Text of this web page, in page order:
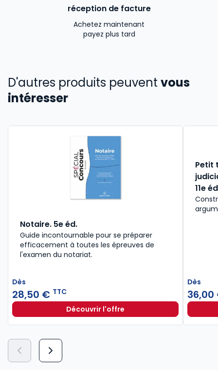
réception de facture
Achetez maintenant
payez plus tard
D'autres produits peuvent vous
intéresser
Notaire. 5e éd.
Guide incontournable pour se préparer
efficacement à toutes les épreuves de
l'examen du notariat.
Dès
28,50 € TTC
Découvrir l'offreNotaire. 5e éd. à partir de
Dès
Petit
11e
Dès